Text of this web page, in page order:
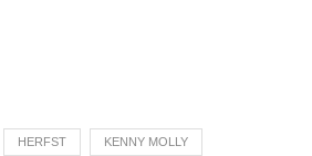
HERFST KENNY MOLLY